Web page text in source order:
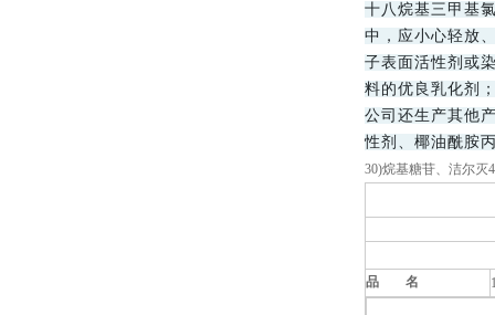
十八烷基三甲基
中，应小心轻放
子表面活性剂或
料的优良乳化剂
公司还生产其他
性剂、椰油酰胺
30)烷基糖苷、洁尔灭
品 名